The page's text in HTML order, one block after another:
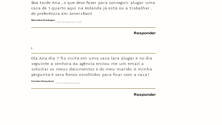
Marcelina Domingos
09/10/2024 às 14:48
Boa tarde Ana , o que devo fazer para conseguir alugar uma
casa de 1 quarto aqui na Holanda já está ou a trabalhar ,
de preferência em Amersfoort
Responder
Carmen Gonçalves
10/11/2024 às 09:43
Ola Ana dia 7 fiz visita em uma casa lara alugar e no dia
seguinte a senhora da agência enviou me um email a
solicitar os meus documentos e do meu marido. A minha
pergunta é sera fomos escolhidos para ficar com a casa?
Responder